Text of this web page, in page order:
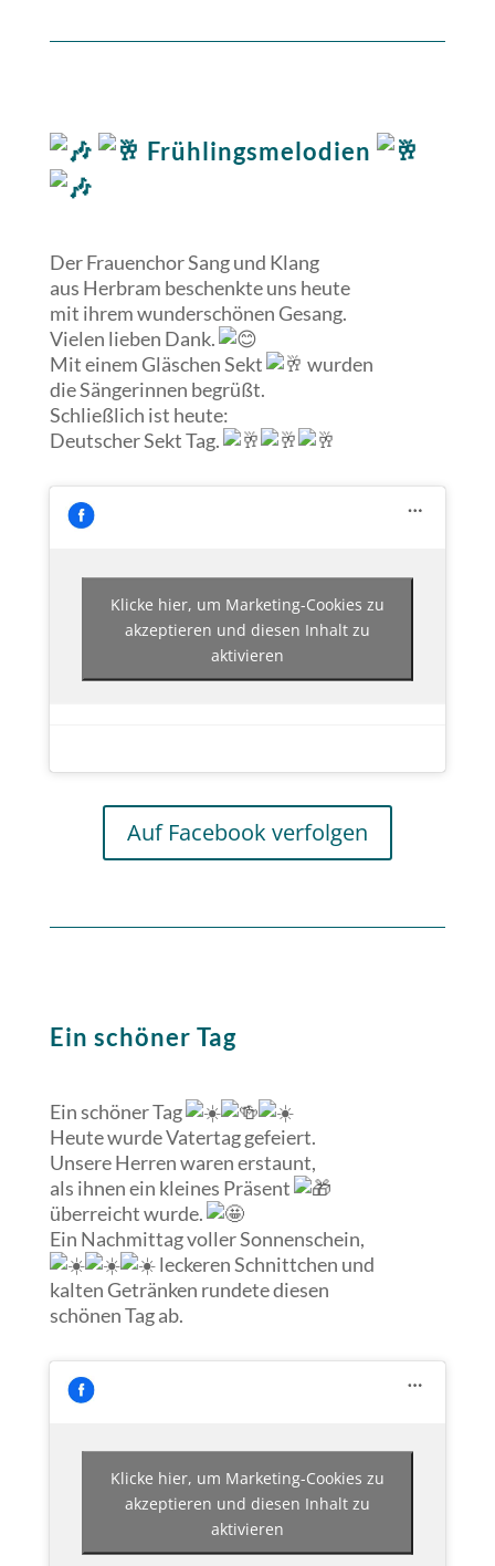
Frühlingsmelodien
Der Frauenchor Sang und Klang
aus Herbram beschenkte uns heute
mit ihrem wunderschönen Gesang.
Vielen lieben Dank.
Miteinem Gläschen Sekt
wurden
die Sängerinnen begrüßt.
Schließlich ist heute:
Deutscher Sekt Tag.
Klicke hier, um Marketing-Cookies zu
akzeptieren und diesen Inhalt zu
aktivieren
Auf Facebook verfolgen
Ein schöner Tag
Ein schöner Tag
Heute wurde Vatertag gefeiert.
Unsere Herren waren erstaunt,
als ihnen ein kleines Präsent
überreicht wurde.
Ein Nachmittag voller Sonnenschein,
leckeren Schnittchen und
kalten Getränken rundete diesen
schönen Tag ab.
Klicke hier, um Marketing-Cookies zu
akzeptieren und diesen Inhalt zu
aktivieren